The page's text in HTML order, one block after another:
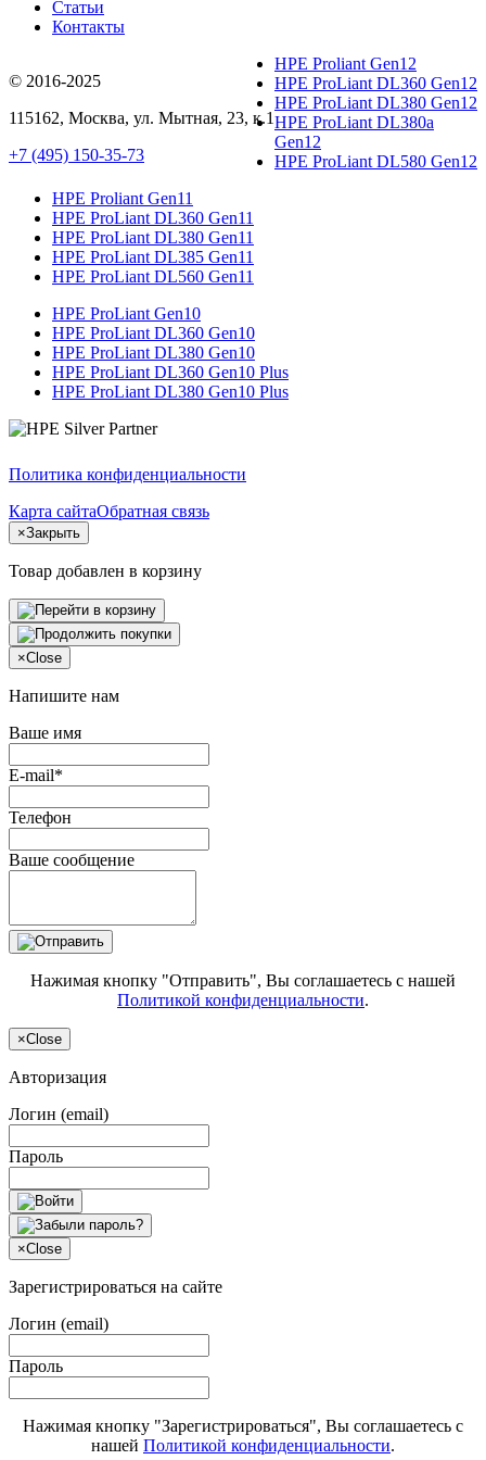
Статьи
Контакты
© 2016-2025
115162, Москва, ул. Мытная, 23, к.1
+7 (495) 150-35-73
HPE Proliant Gen12
HPE ProLiant DL360 Gen12
HPE ProLiant DL380 Gen12
HPE ProLiant DL380a
Gen12
HPE ProLiant DL580 Gen12
HPE Proliant Gen11
HPE ProLiant DL360 Gen11
HPE ProLiant DL380 Gen11
HPE ProLiant DL385 Gen11
HPE ProLiant DL560 Gen11
HPE ProLiant Gen10
HPE ProLiant DL360 Gen10
HPE ProLiant DL380 Gen10
HPE ProLiant DL360 Gen10 Plus
HPE ProLiant DL380 Gen10 Plus
Политика конфиденциальности
Карта сайтаОбратная связь
×Закрыть
Товар добавлен в корзину
×Close
Напишите нам
Ваше имя
E-mail*
Телефон
Ваше сообщение
Нажимая кнопку "Отправить", Вы соглашаетесь с нашей
Политикой конфиденциальности.
×Close
Авторизация
Логин (email)
Пароль
×Close
Зарегистрироваться на сайте
Логин (email)
Пароль
Нажимая кнопку "Зарегистрироваться", Вы соглашаетесь с
нашей Политикой конфиденциальности.